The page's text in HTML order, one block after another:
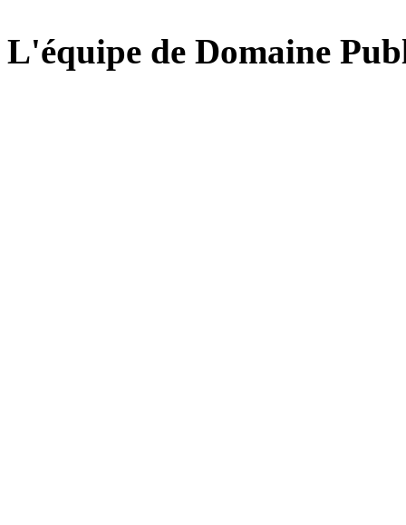
L'équipe de Domaine